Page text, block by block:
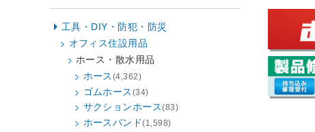
工具・DIY・防犯・防災
オフィス住設用品
ホース・散水用品
ホース (4,362)
ゴムホース (34)
サクションホース(83)
ホースバンド(1,598)